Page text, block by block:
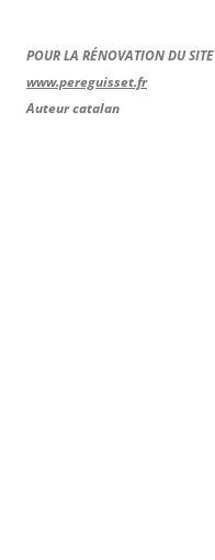
POUR LA RÉNOVATION DU SITE
www.pereguisset.fr
Auteur catalan